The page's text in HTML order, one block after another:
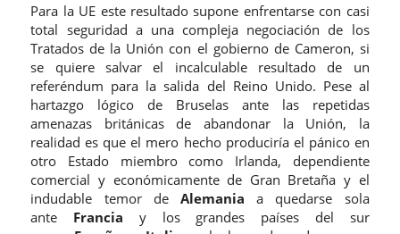
Para la UE este resultado supone enfrentarse con casi
total seguridad a una compleja negociación de los
Tratados de la Unión con el gobierno de Cameron, si
se quiere salvar el incalculable resultado de un
referéndum para la salida del Reino Unido. Pese al
hartazgo lógico de Bruselas ante las repetidas
amenazas británicas de abandonar la Unión, la
realidad es que el mero hecho produciría el pánico en
otro Estado miembro como Irlanda, dependiente
comercial y económicamente de Gran Bretaña y el
indudable temor de Alemania a quedarse sola
ante Francia y los grandes países del sur